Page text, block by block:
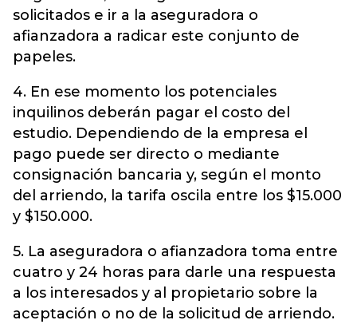
solicitados e ir a la aseguradora o
afianzadora a radicar este conjunto de
papeles.
4. En ese momento los potenciales
inquilinos deberán pagar el costo del
estudio. Dependiendo de la empresa el
pago puede ser directo o mediante
consignación bancaria y, según el monto
del arriendo, la tarifa oscila entre los $15.000
y $150.000.
5. La aseguradora o afianzadora toma entre
cuatro y 24 horas para darle una respuesta
a los interesados y al propietario sobre la
aceptación o no de la solicitud de arriendo.